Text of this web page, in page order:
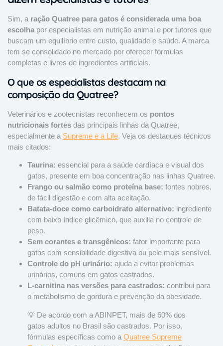
Sim, a ração Quatree para gatos é considerada uma boa
escolha por especialistas em nutrição animal e por tutores que
buscam um equilíbrio entre custo, qualidade e saúde. A marca
tem se consolidado no mercado por oferecer fórmulas
completas e livres de ingredientes artificiais.
O que os especialistas destacam na
composição da Quatree?
Veterinários e zootecnistas reconhecem os pontos
nutricionais fortes das principais linhas da Quatree,
especialmente a Supreme e a Life. Veja os destaques técnicos
mais citados:
Taurina: essencial para a saúde cardíaca e visual dos
gatos, presente em boa concentração nas linhas Quatree.
Frango ou salmão como proteína base: fontes nobres,
de fácil digestão e com alta aceitação.
Batata-doce como carboidrato alternativo: ingrediente
com baixo índice glicêmico, que auxilia no controle de
peso.
Sem corantes e transgênicos: fator importante para
gatos com sensibilidade digestiva ou pele mais sensível.
Controle do pH urinário: ajuda a evitar problemas
urinários, comuns em gatos castrados.
L-carnitina nas versões para castrados: contribui para
o metabolismo de gordura e prevenção da obesidade.
💡 De acordo com a ABINPET, mais de 60% dos
gatos adultos no Brasil são castrados. Por isso,
fórmulas específicas como a Quatree Supreme